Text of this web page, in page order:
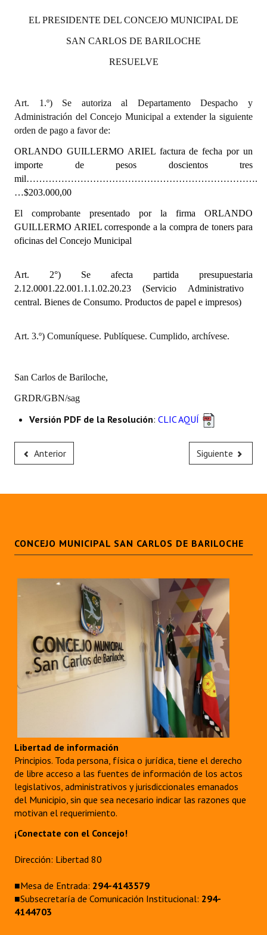
NORMATIVA
Comunicaciones
Resoluciones de Presidencia
Antiguos Pobladores
Noticias Destacadas
Registros y Distinciones
Datos Históricos
Audiencias Públicas - Registro
Periodistas Decanos - Registro
Reconocimientos - Registro
EL PRESIDENTE DEL CONCEJO MUNICIPAL DE
SAN CARLOS DE BARILOCHE
RESUELVE
Art. 1.º) Se autoriza al Departamento Despacho y
Administración del Concejo Municipal a extender la siguiente
orden de pago a favor de:
ORLANDO GUILLERMO ARIEL factura de fecha por un
importe de pesos doscientos tres
mil……………………………………………………………….
…$203.000,00
El comprobante presentado por la firma ORLANDO
GUILLERMO ARIEL corresponde a la compra de toners para
oficinas del Concejo Municipal
Art. 2°) Se afecta partida presupuestaria
2.12.0001.22.001.1.1.02.20.23 (Servicio Administrativo
central. Bienes de Consumo. Productos de papel e impresos)
Art. 3.º) Comuníquese. Publíquese. Cumplido, archívese.
San Carlos de Bariloche,
GRDR/GBN/sag
Versión PDF de la Resolución: CLIC AQUÍ
Anterior Siguiente
CONCEJO MUNICIPAL SAN CARLOS DE BARILOCHE
Libertad de información
Principios. Toda persona, física o jurídica, tiene el derecho
de libre acceso a las fuentes de información de los actos
legislativos, administrativos y jurisdiccionales emanados
del Municipio, sin que sea necesario indicar las razones que
motivan el requerimiento.
¡Conectate con el Concejo!
Dirección: Libertad 80
■Mesa de Entrada: 294-4143579
■Subsecretaría de Comunicación Institucional: 294-
4144703